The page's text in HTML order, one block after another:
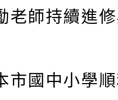
老師持續進
市國中小學